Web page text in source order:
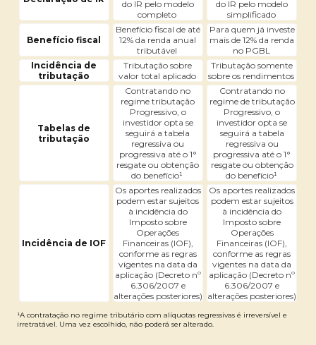
do IR pelo modelo
completo
do IR pelo modelo
simplificado
Benefício fiscal
Benefício fiscal de até
12% da renda anual
tributável
Para quem já investe
mais de 12% da renda
no PGBL
Incidência de
tributação
Tributação sobre
valor total aplicado
Tributação somente
sobre os rendimentos
Tabelas de
tributação
Contratando no
regime tributação
Progressivo, o
investidor opta se
seguirá a tabela
regressiva ou
progressiva até o 1°
resgate ou obtenção
do benefício¹
Contratando no
regime de tributação
Progressivo, o
investidor opta se
seguirá a tabela
regressiva ou
progressiva até o 1°
resgate ou obtenção
do benefício¹
Incidência de IOF
Os aportes realizados
podem estar sujeitos
à incidência do
Imposto sobre
Operações
Financeiras (IOF),
conforme as regras
vigentes na data da
aplicação (Decreto nº
6.306/2007 e
alterações posteriores)
Os aportes realizados
podem estar sujeitos
à incidência do
Imposto sobre
Operações
Financeiras (IOF),
conforme as regras
vigentes na data da
aplicação (Decreto nº
6.306/2007 e
alterações posteriores)
¹A contratação no regime tributário com alíquotas regressivas é irreversível e
irretratável. Uma vez escolhido, não poderá ser alterado.